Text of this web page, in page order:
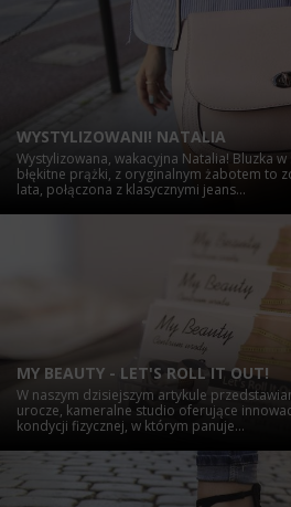
WYSTYLIZOWANI! NATALIA
Wystylizowana, wakacyjna Natalia! Bluzka
błękitne prążki, z oryginalnym żabotem to
lata, połączona z klasycznymi jeans...
MY BEAUTY - LET'S ROLL IT OUT!
W naszym dzisiejszym artykule
urocze, kameralne studio oferujące
kondycji fizycznej, w którym panuje...